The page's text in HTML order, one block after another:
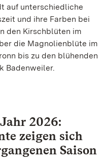
auf unterschiedliche
und ihre Farben bei
den Kirschblüten im
die Magnolienblüte im
bis zu den blühenden
Badenweiler.
2026:
zeigen sich
Saison